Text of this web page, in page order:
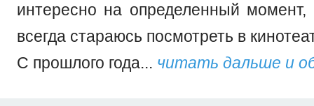
интересно на определенный
всегда стараюсь посмотреть в
С прошлого года... читать дальше и